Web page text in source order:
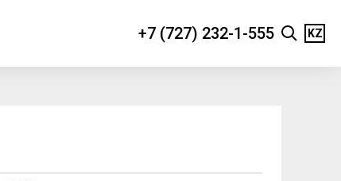
+7 (727) 232-1-555 KZ